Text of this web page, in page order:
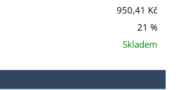
950,41 Kč
21 %
Skladem